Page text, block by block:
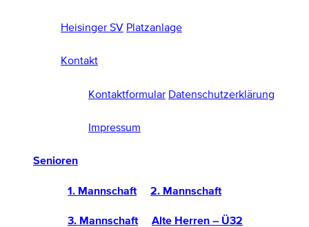
Heisinger SV Platzanlage
Kontakt
Kontaktformular Datenschutzerklärung
Impressum
Senioren
1. Mannschaft 2. Mannschaft
3. Mannschaft Alte Herren – Ü32